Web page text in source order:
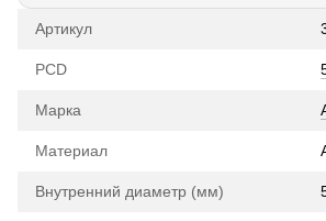
Артикул
PCD
Марка
Материал
Внутренний диаметр (мм)